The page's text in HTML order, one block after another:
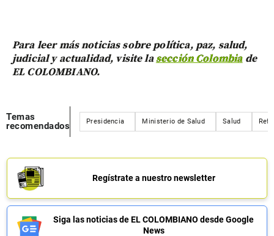
Para leer más noticias sobre política, paz, salud,
judicial y actualidad, visite lasección Colombiade
EL COLOMBIANO.
Temas
recomendados
Presidencia Ministerio de Salud Salud
Regístrate a nuestro newsletter
Siga las noticias de EL COLOMBIANO desde Google
News